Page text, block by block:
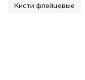
Кисти флейцевые